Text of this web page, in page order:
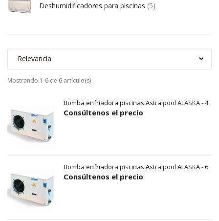
Deshumidificadores para piscinas (5)
Relevancia
Mostrando 1-6 de 6 artículo(s)
Bomba enfriadora piscinas Astralpool ALASKA - 4
Consúltenos el precio
Bomba enfriadora piscinas Astralpool ALASKA - 6
Consúltenos el precio